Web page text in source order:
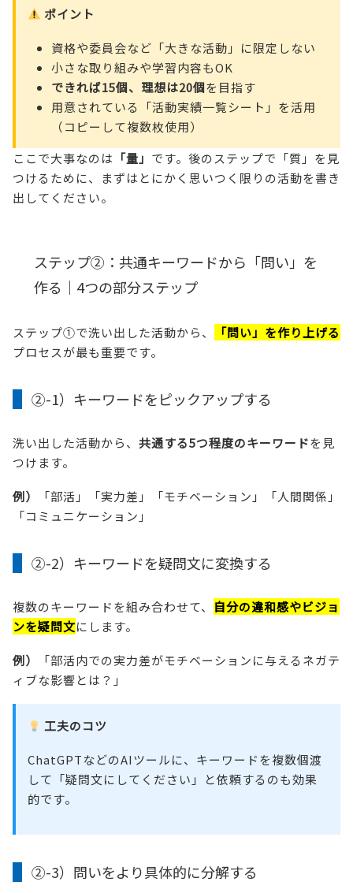
ポイント
資格や委員会など「大きな活動」に限定しない
小さな取り組みや学習内容もOK
できれば15個、理想は20個を目指す
用意されている「活動実績一覧シート」を活用
（コピーして複数枚使用）
ここで大事なのは 「量」 です。後のステップで「質」を見
つけるために、まずはとにかく思いつく限りの活動を書き
出してください。
ステップ②：共通キーワードから「問い」を
作る｜4つの部分ステップ
ステップ①で洗い出した活動から、
「問い」を作り上げる
プロセスが最も重要です。
②-1）キーワードをピックアップする
洗い出した活動から、 共通する5つ程度のキーワードを見
つけます。
例）
「部活」「実力差」「モチベーション」「人間関係」
「コミュニケーション」
②-2）キーワードを疑問文に変換する
複数のキーワードを組み合わせて、 自分の違和感やビジョ
ンを疑問文にします。
例）
「部活内での実力差がモチベーションに与えるネガテ
ィブな影響とは？」
工夫のコツ
ChatGPTなどのAIツールに、キーワードを複数個渡
して「疑問文にしてください」と依頼するのも効果
的です。
②-3）問いをより具体的に分解する